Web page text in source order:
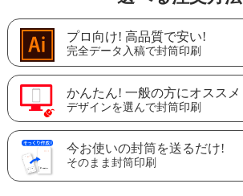
プロ向け! 高品質で安い!
完全データ入稿で封筒印刷
かんたん! 一般の方にオススメ
デザインを選んで封筒印刷
今お使いの封筒を送るだけ!
そのまま封筒印刷